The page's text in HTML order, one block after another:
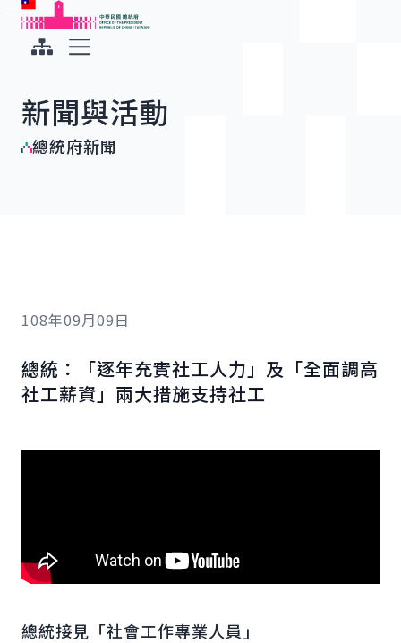
跳到主要內容
中華民國總統府
新聞與活動
總統府新聞
108年09月09日
總統：「逐年充實社工人力」及「全面調高
社工薪資」兩大措施支持社工
總統接見「社會工作專業人員」